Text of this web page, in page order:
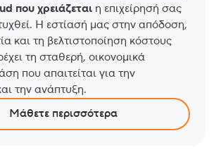
που χρειάζεται η επιχείρησή σας
Η εστίασή μας στην απόδοση,
και τη βελτιστοποίηση κόστους
τη σταθερή, οικονομικά
που απαιτείται για την
την ανάπτυξη.
Μάθετε περισσότερα